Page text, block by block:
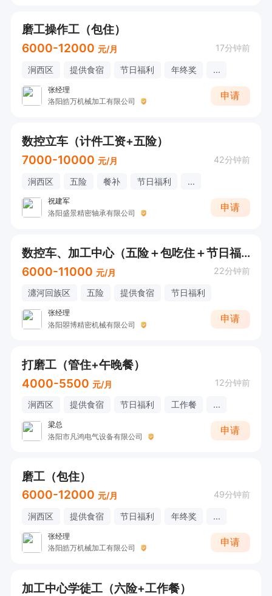
磨工操作工（包住）
6000-12000 元/月 17分钟前
涧西区 提供食宿 节日福利 年终奖 ...
张经理
洛阳皓万机械加工有限公司
申请
数控立车（计件工资+五险）
7000-10000 元/月 42分钟前
涧西区 五险 餐补 节日福利 ...
祝建军
洛阳盛景精密轴承有限公司
申请
数控车、加工中心（五险＋包吃住＋节日福利）
6000-11000 元/月 22分钟前
瀍河回族区 五险 提供食宿 节日福利
张经理
洛阳曌博精密机械有限公司
申请
打磨工（管住+午晚餐）
4000-5500 元/月 12分钟前
涧西区 提供食宿 节日福利 工作餐 ...
梁总
洛阳市凡鸿电气设备有限公司
申请
磨工（包住）
6000-12000 元/月 49分钟前
涧西区 提供食宿 节日福利 年终奖 ...
张经理
洛阳皓万机械加工有限公司
申请
加工中心学徒工（六险+工作餐）